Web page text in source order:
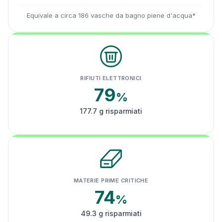
Equivale a circa 186 vasche da bagno piene d'acqua*
RIFIUTI ELETTRONICI
79%
177.7 g risparmiati
MATERIE PRIME CRITICHE
74%
49.3 g risparmiati